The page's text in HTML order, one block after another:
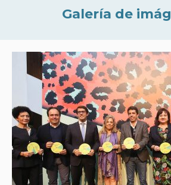
Galería de